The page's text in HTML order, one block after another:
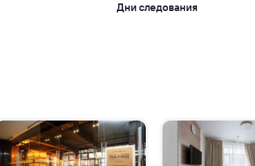
Дни следования